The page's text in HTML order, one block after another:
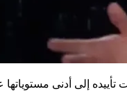
إلى أدنى مستوياتها